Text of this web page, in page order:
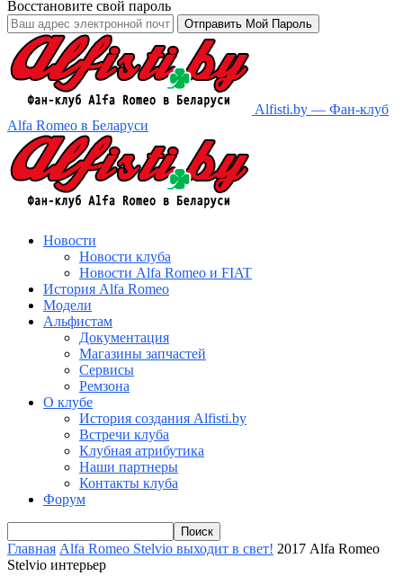
Восстановите свой пароль
Alfisti.by — Фан-клуб
Alfa Romeo в Беларуси
Новости
Новости клуба
Новости Alfa Romeo и FIAT
История Alfa Romeo
Модели
Альфистам
Документация
Магазины запчастей
Сервисы
Ремзона
О клубе
История создания Alfisti.by
Встречи клуба
Клубная атрибутика
Наши партнеры
Контакты клуба
Форум
Главная Alfa Romeo Stelvio выходит в свет! 2017 Alfa Romeo
Stelvio интерьер